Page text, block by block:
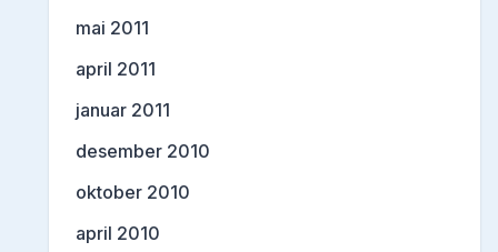
mai 2011
april 2011
januar 2011
desember 2010
oktober 2010
april 2010